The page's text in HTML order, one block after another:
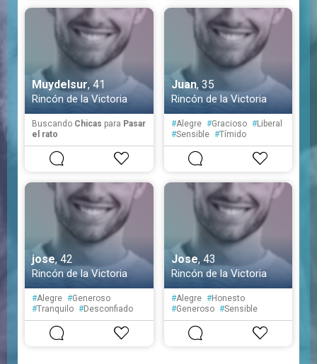
Muydelsur, 41
Rincón de la Victoria
Buscando Chicas para Pasar
el rato
Juan, 35
Rincón de la Victoria
#Alegre #Gracioso #Liberal
#Sensible #Tímido
#Tolerante
jose, 42
Rincón de la Victoria
#Alegre #Generoso
#Tranquilo #Desconfiado
#Fiel
Jose, 43
Rincón de la Victoria
#Alegre #Honesto
#Generoso #Sensible
#Atento #Educado #Fiel